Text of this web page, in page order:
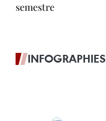
semestre
INFOGRAPHIES